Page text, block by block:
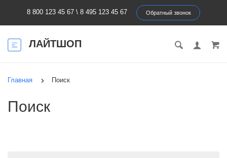
8 800 123 45 67 \ 8 495 123 45 67 Обратный звонок
ЛАЙТШОП
Главная Поиск
Поиск